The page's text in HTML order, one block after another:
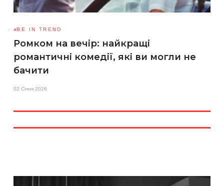
BE IN TREND
Ромком на вечір: найкращі
романтичні комедії, які ви могли не
бачити
02 Січня 2026